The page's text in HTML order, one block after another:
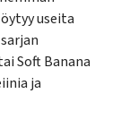
useita
Soft Banana
ja